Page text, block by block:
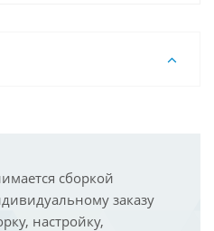
сборкой
заказу
настройку,